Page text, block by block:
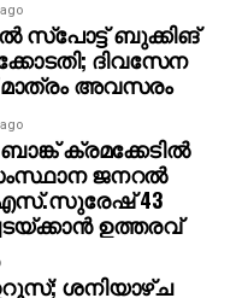
സ്‌പോട്ട് ബുക്കിങ്
ദിവസേന
മാത്രം അവസരം
ക്രമക്കേടില്‍
ജനറല്‍
എസ്.സുരേഷ് 43
ഉത്തരവ്
ശനിയാഴ്ച